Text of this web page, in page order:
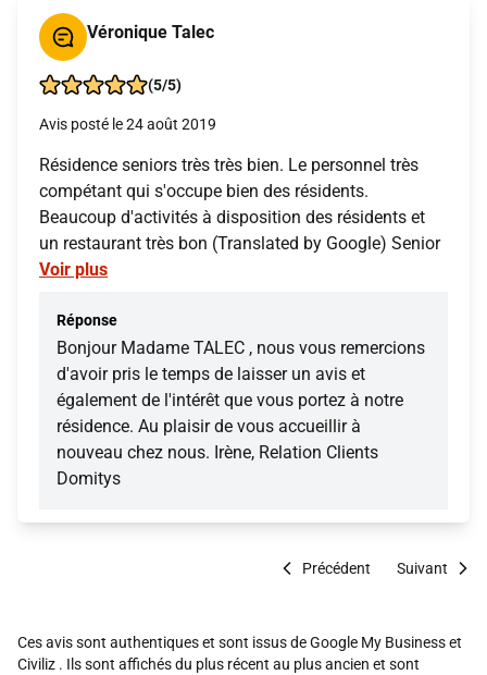
Véronique Talec
(5/5)
Avis posté le 24 août 2019
Résidence seniors très très bien. Le personnel très
compétant qui s'occupe bien des résidents.
Beaucoup d'activités à disposition des résidents et
un restaurant très bon (Translated by Google) Senior
Voir plus
Réponse
Bonjour Madame TALEC , nous vous remercions
d'avoir pris le temps de laisser un avis et
également de l'intérêt que vous portez à notre
résidence. Au plaisir de vous accueillir à
nouveau chez nous. Irène, Relation Clients
Domitys
Précédent Suivant
Ces avis sont authentiques et sont issus de Google My Business et
Civiliz . Ils sont affichés du plus récent au plus ancien et sont